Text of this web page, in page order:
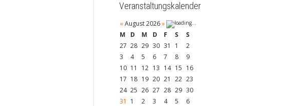
Veranstaltungskalender
« August 2026 »
M
D M D F S
S
27 28 29 30 31 1
2
3
4 5 6 7 8
9
10 11 12 13 14 15 16
17 18 19 20 21 22 23
24 25 26 27 28 29 30
31
1 2 3 4 5 6